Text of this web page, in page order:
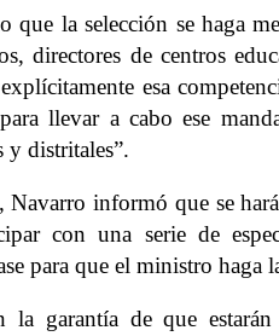
que la selección se haga
directores de centros
esa
llevar a cabo ese
y distritales”.
informó que se
con una serie de
para que el ministro haga
la garantía de que